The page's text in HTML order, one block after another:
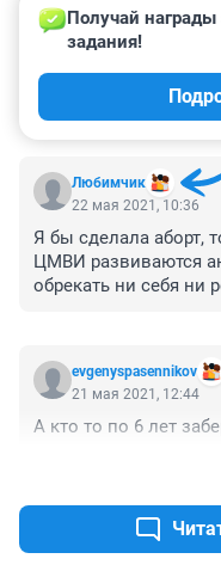
24 августа 2021,
Стоя перед выбором
варианта. Если
время
причина
ребенок на всю
неправильно
Любимчик
Получай
задания!
22 мая 2021, 10:36
Я бы сделала аборт,
ЦМВИ развиваются
обрекать ни себя ни
evgenyspasennikov
21 мая 2021, 12:44
А кто то по 6 лет